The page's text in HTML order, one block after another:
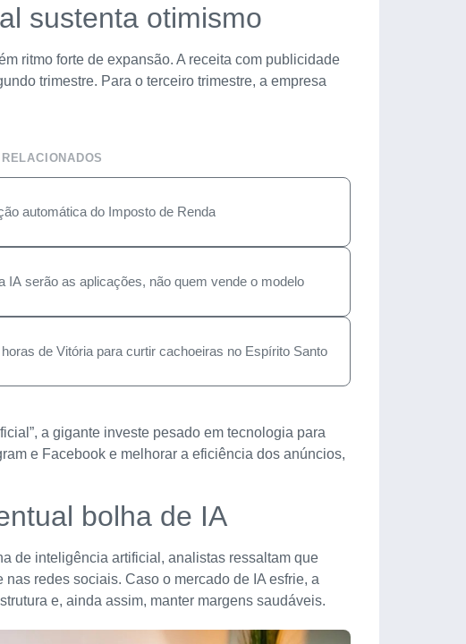
sustenta otimismo
ritmo forte de expansão. A receita com publicidade
trimestre. Para o terceiro trimestre, a empresa
automática do Imposto de Renda
IA serão as aplicações, não quem vende o modelo
de Vitória para curtir cachoeiras no Espírito Santo
a gigante investe pesado em tecnologia para
e Facebook e melhorar a eficiência dos anúncios,
bolha de IA
de inteligência artificial, analistas ressaltam que
redes sociais. Caso o mercado de IA esfrie, a
e, ainda assim, manter margens saudáveis.